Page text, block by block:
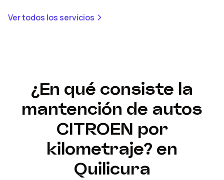
Ver todos los servicios
¿En qué consiste la
mantención de autos
CITROEN por
kilometraje? en
Quilicura